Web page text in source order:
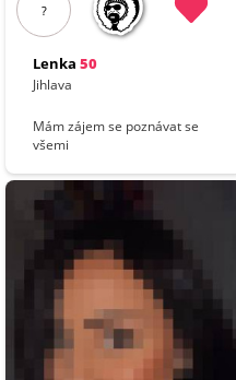
?
Lenka 50
Jihlava
Mám zájem se poznávat se
všemi